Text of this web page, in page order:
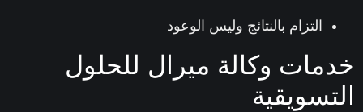
التزام بالنتائج وليس الوعود
وكالة ميرال للحلول